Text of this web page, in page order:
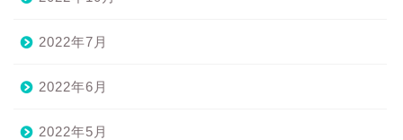
2022年7月
2022年6月
2022年5月